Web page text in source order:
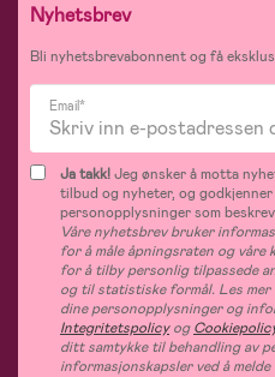
Nyhetsbrev
Bli nyhetsbrevabonnent og få
Email*
Ja takk!Jeg ønsker å motta
tilbud og nyheter, og godkjenner
personopplysninger som
Våre nyhetsbrev bruker
for å måle åpningsraten og
for å tilby personlig tilpassede
og til statistiske formål. Les
dine personopplysninger og
Integritetspolicyog
ditt samtykke til behandling av
informasjonskapsler ved å